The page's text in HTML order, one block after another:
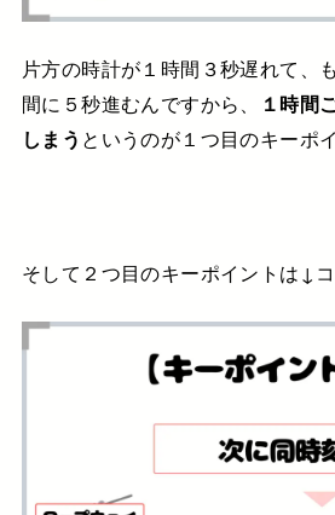
片方の時計が１時間３秒遅れて、
間に５秒進むんですから、
１時間
しまう というのが１つ目のキーポ
そして２つ目のキーポイントは↓コ